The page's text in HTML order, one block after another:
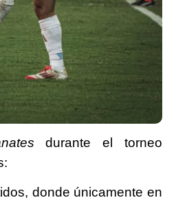
durante el torneo
donde únicamente en